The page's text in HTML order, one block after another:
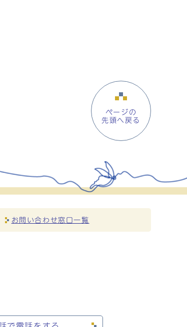
ページの
先頭へ戻る
お問い合わせ窓口一覧